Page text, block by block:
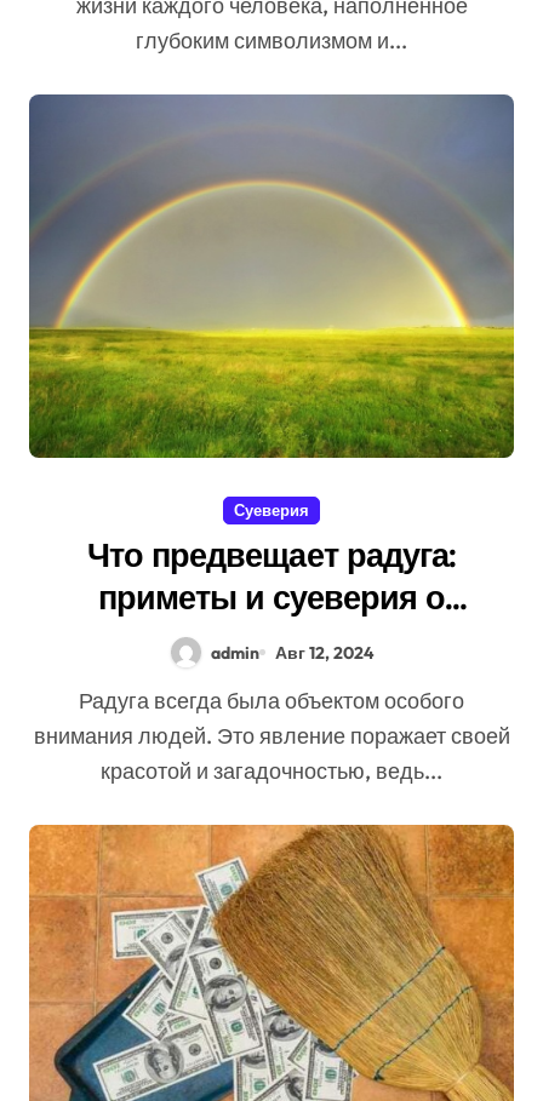
жизни каждого человека, наполненное
глубоким символизмом и...
Суеверия
Что предвещает радуга:
приметы и суеверия о
природных явлениях
admin Авг 12, 2024
Радуга всегда была объектом особого
внимания людей. Это явление поражает своей
красотой и загадочностью, ведь...